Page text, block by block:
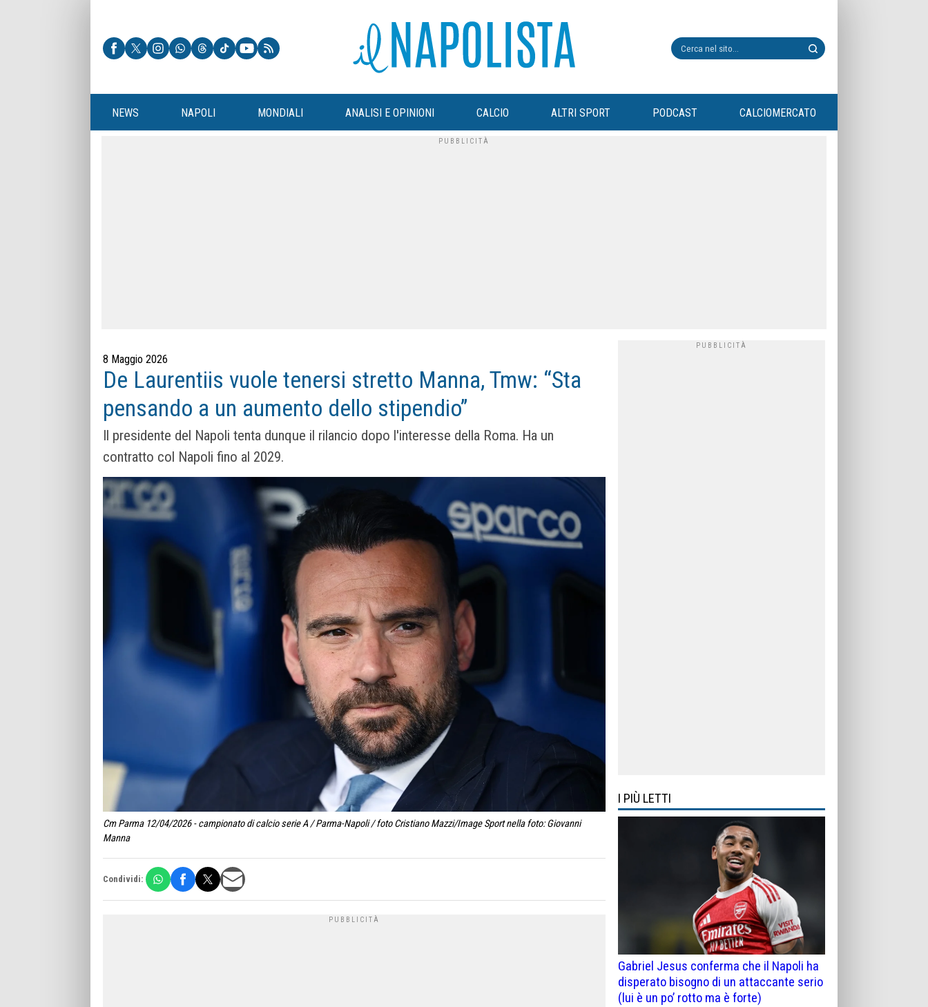
NEWS NAPOLI MONDIALI ANALISI E OPINIONI CALCIO ALTRI SPORT PODCAST CALCIOMERCATO
8 Maggio 2026
De Laurentiis vuole tenersi stretto Manna, Tmw: “Sta
pensando a un aumento dello stipendio”
Il presidente del Napoli tenta dunque il rilancio dopo l'interesse della Roma. Ha un
contratto col Napoli fino al 2029.
Cm Parma 12/04/2026 - campionato di calcio serie A / Parma-Napoli / foto Cristiano Mazzi/Image Sport nella foto: Giovanni
Manna
Condividi:
I PIÙ LETTI
Gabriel Jesus conferma che il Napoli ha
disperato bisogno di un attaccante serio
(lui è un po’ rotto ma è forte)